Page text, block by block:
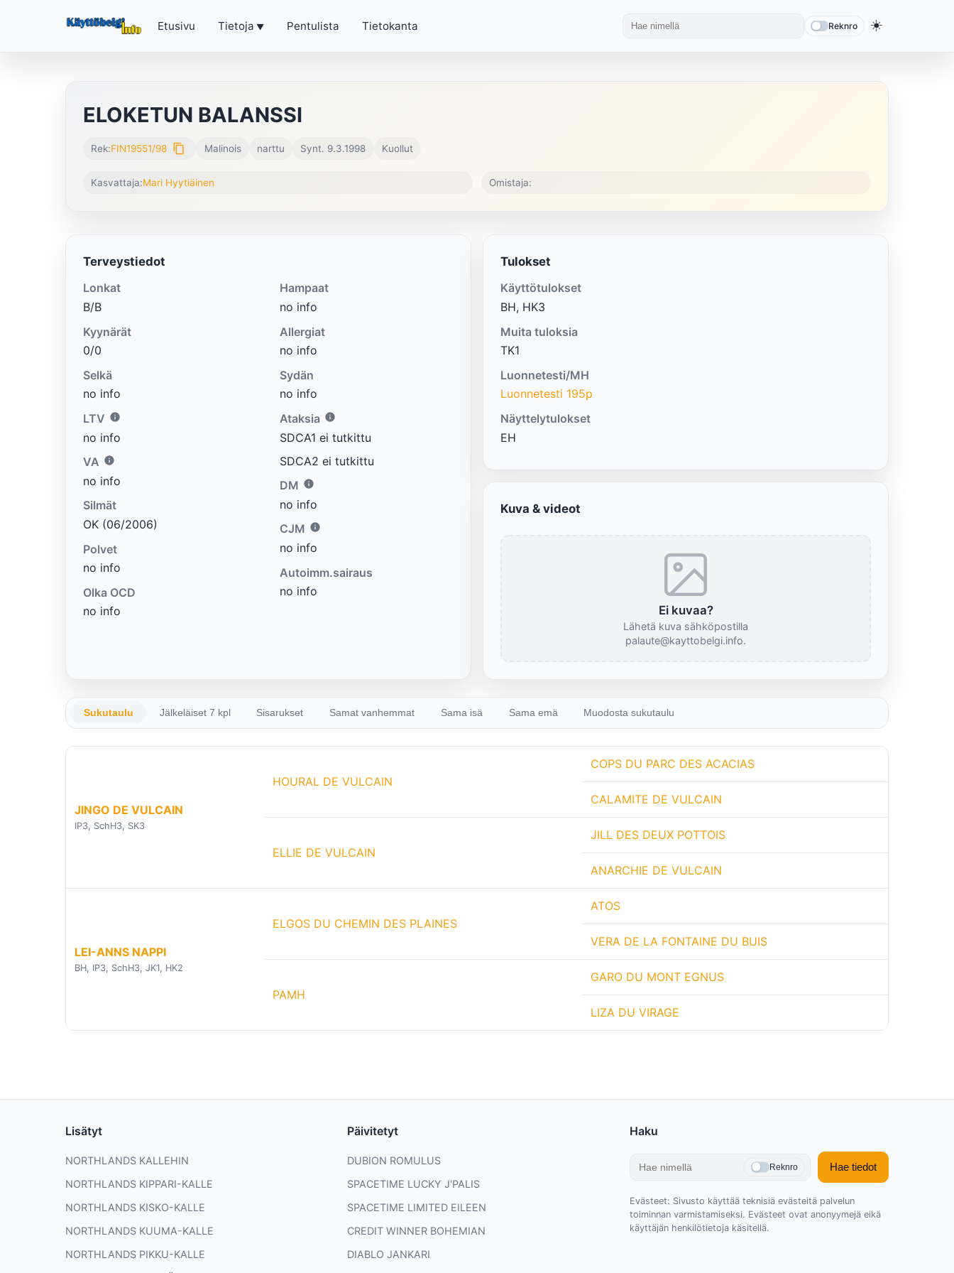
Etusivu Tietoja Pentulista Tietokanta Reknro ☀️
ELOKETUN BALANSSI
Rek:FIN19551/98 content_copy Malinois narttu Synt. 9.3.1998 Kuollut
Kasvattaja:Mari Hyytiäinen Omistaja:
Terveystiedot
Lonkat
B/B
Kyynärät
0/0
Selkä
no info
LTV
no info
VA
no info
Silmät
OK (06/2006)
Polvet
no info
Olka OCD
no info
Hampaat
no info
Allergiat
no info
Sydän
no info
Ataksia
SDCA1 ei tutkittu
SDCA2 ei tutkittu
DM
no info
CJM
no info
Autoimm.sairaus
no info
Tulokset
Käyttötulokset
BH, HK3
Muita tuloksia
TK1
Luonnetesti/MH
Luonnetesti 195p
Näyttelytulokset
EH
Kuva & videot
Ei kuvaa?
Lähetä kuva sähköpostilla
palaute@kayttobelgi.info.
Sukutaulu Jälkeläiset 7 kpl Sisarukset Samat vanhemmat Sama isä Sama emä Muodosta sukutaulu
JINGO DE VULCAIN
IP3, SchH3, SK3
HOURAL DE VULCAIN
COPS DU PARC DES ACACIAS
CALAMITE DE VULCAIN
ELLIE DE VULCAIN
JILL DES DEUX POTTOIS
ANARCHIE DE VULCAIN
LEI-ANNS NAPPI
BH, IP3, SchH3, JK1, HK2
ELGOS DU CHEMIN DES PLAINES
ATOS
VERA DE LA FONTAINE DU BUIS
PAMH
GARO DU MONT EGNUS
LIZA DU VIRAGE
Lisätyt
NORTHLANDS KALLEHIN
NORTHLANDS KIPPARI-KALLE
NORTHLANDS KISKO-KALLE
NORTHLANDS KUUMA-KALLE
NORTHLANDS PIKKU-KALLE
Päivitetyt
DUBION ROMULUS
SPACETIME LUCKY J'PALIS
SPACETIME LIMITED EILEEN
CREDIT WINNER BOHEMIAN
DIABLO JANKARI
Haku
Reknro Hae tiedot
Evästeet: Sivusto käyttää teknisiä evästeitä palvelun
toiminnan varmistamiseksi. Evästeet ovat anonyymejä eikä
käyttäjän henkilötietoja käsitellä.